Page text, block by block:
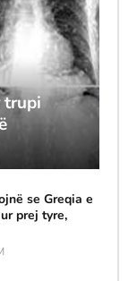
trupi
se Greqia e
prej tyre,